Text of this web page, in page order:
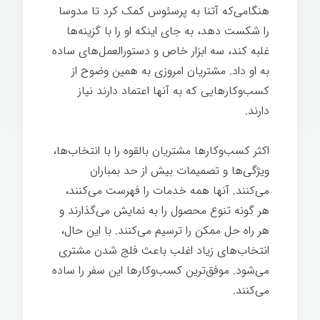
هنگامی‌که آتنا به پرسئوس کمک کرد تا مدوسا
را شکست دهد، به جای اینکه او را با گزینه‌ها
غلبه کند، سه ابزار خاص و دستورالعمل‌های ساده
به او داد. مشتریان امروزی به همین وضوح از
کسب‌وکارهایی که به آنها اعتماد دارند نیاز
دارند.
اکثر کسب‌وکارها مشتریان بالقوه را با انتخاب‌ها،
ویژگی‌ها و تصمیمات بیش از حد بمباران
می‌کنند. آنها همه خدمات را فهرست می‌کنند،
هر گونه تنوع محصول را به نمایش می‌گذارند و
هر راه حل ممکن را ترسیم می‌کنند. با این حال،
انتخاب‌های زیاد اغلب باعث فلج شدن مشتری
می‌شود. موفق‌ترین کسب‌وکارها این سفر را ساده
می‌کنند.